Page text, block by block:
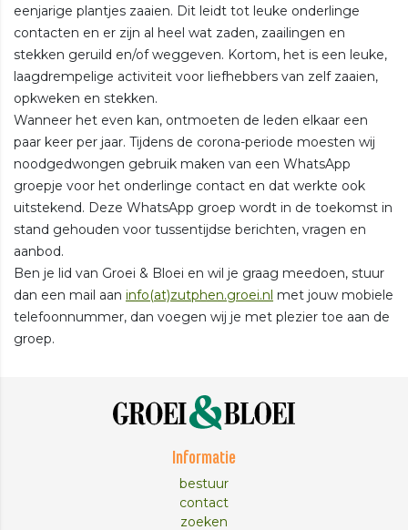
eenjarige plantjes zaaien. Dit leidt tot leuke onderlinge
contacten en er zijn al heel wat zaden, zaailingen en
stekken geruild en/of weggeven. Kortom, het is een leuke,
laagdrempelige activiteit voor liefhebbers van zelf zaaien,
opkweken en stekken.
Wanneer het even kan, ontmoeten de leden elkaar een
paar keer per jaar. Tijdens de corona-periode moesten wij
noodgedwongen gebruik maken van een WhatsApp
groepje voor het onderlinge contact en dat werkte ook
uitstekend. Deze WhatsApp groep wordt in de toekomst in
stand gehouden voor tussentijdse berichten, vragen en
aanbod.
Ben je lid van Groei & Bloei en wil je graag meedoen, stuur
dan een mail aan info(at)zutphen.groei.nl met jouw mobiele
telefoonnummer, dan voegen wij je met plezier toe aan de
groep.
Informatie
bestuur
contact
zoeken